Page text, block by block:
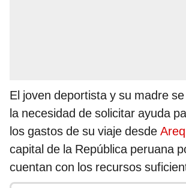
El joven deportista y su madre
la necesidad de solicitar ayuda
los gastos de su viaje desde
capital de la República peruana
cuentan con los recursos